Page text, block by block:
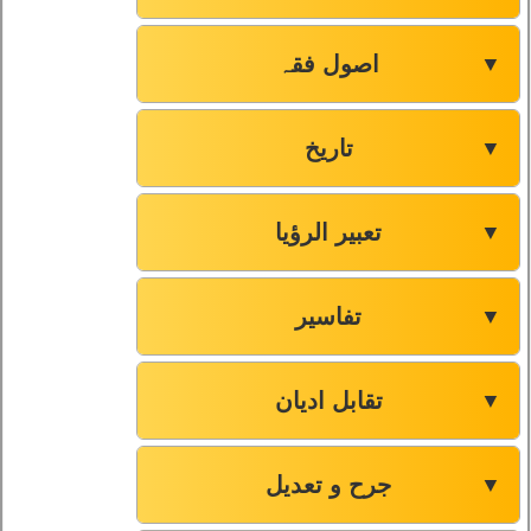
45 سورۃ الاعراف 172-206
46 سورۃ الانفال 01-40
سورۃ التوبہ 38-80
اصول فقہ ▼
تاریخ ▼
تعبیر الرؤیا ▼
تفاسیر ▼
تقابل ادیان ▼
جرح و تعدیل ▼